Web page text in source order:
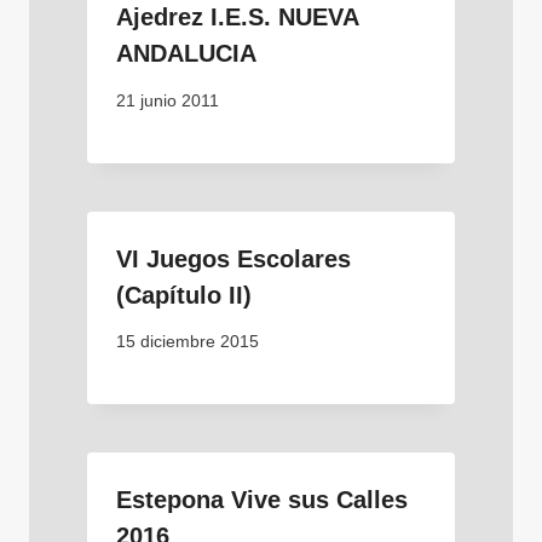
Ajedrez I.E.S. NUEVA
ANDALUCIA
21 junio 2011
VI Juegos Escolares
(Capítulo II)
15 diciembre 2015
Estepona Vive sus Calles
2016